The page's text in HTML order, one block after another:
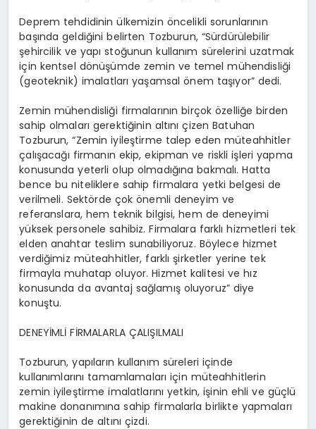
Deprem tehdidinin ülkemizin öncelikli sorunlarının
başında geldiğini belirten Tozburun, “Sürdürülebilir
şehircilik ve yapı stoğunun kullanım sürelerini uzatmak
için kentsel dönüşümde zemin ve temel mühendisliği
(geoteknik) imalatları yaşamsal önem taşıyor” dedi.
Zemin mühendisliği firmalarının birçok özelliğe birden
sahip olmaları gerektiğinin altını çizen Batuhan
Tozburun, “Zemin iyileştirme talep eden müteahhitler
çalışacağı firmanın ekip, ekipman ve riskli işleri yapma
konusunda yeterli olup olmadığına bakmalı. Hatta
bence bu niteliklere sahip firmalara yetki belgesi de
verilmeli. Sektörde çok önemli deneyim ve
referanslara, hem teknik bilgisi, hem de deneyimi
yüksek personele sahibiz. Firmalara farklı hizmetleri tek
elden anahtar teslim sunabiliyoruz. Böylece hizmet
verdiğimiz müteahhitler, farklı şirketler yerine tek
firmayla muhatap oluyor. Hizmet kalitesi ve hız
konusunda da avantaj sağlamış oluyoruz” diye
konuştu.
DENEYİMLİ FİRMALARLA ÇALIŞILMALI
Tozburun, yapıların kullanım süreleri içinde
kullanımlarını tamamlamaları için müteahhitlerin
zemin iyileştirme imalatlarını yetkin, işinin ehli ve güçlü
makine donanımına sahip firmalarla birlikte yapmaları
gerektiğinin de altını çizdi.